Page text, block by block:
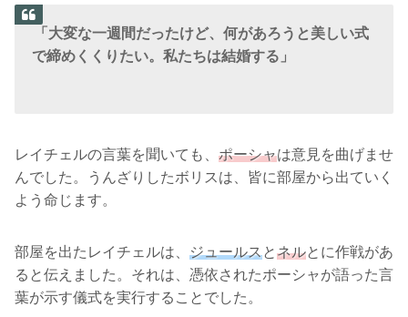
「大変な一週間だったけど、何があろうと美しい式
で締めくくりたい。私たちは結婚する」
レイチェルの言葉を聞いても、 ポーシャは意見を曲げませ
んでした。うんざりしたボリスは、皆に部屋から出ていく
よう命じます。
部屋を出たレイチェルは、 ジュールスとネルとに作戦があ
ると伝えました。それは、憑依されたポーシャが語った言
葉が示す儀式を実行することでした。